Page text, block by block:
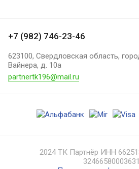
+7 (982) 746-23-46
623100, Свердловская область,
Вайнера, д. 10а
partnertk196@mail.ru
2024 ТК Партнёр ИНН